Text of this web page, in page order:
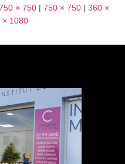
× 750 | 750 × 750 | 360 ×
× 1080